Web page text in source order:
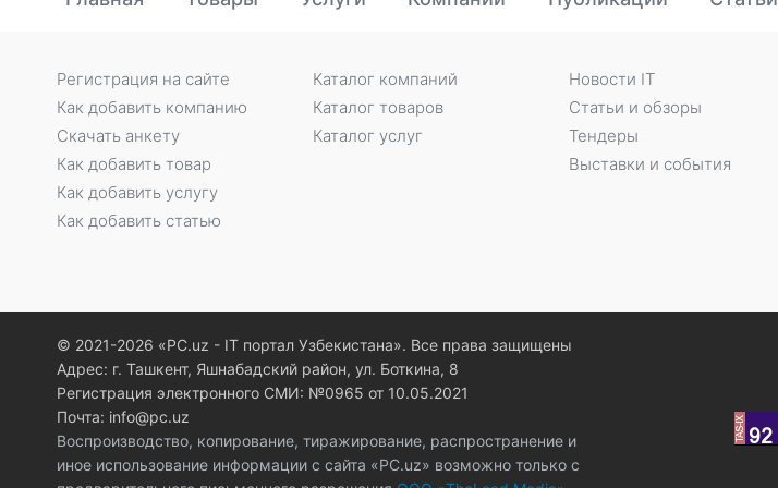
Регистрация на сайте
Как добавить компанию
Скачать анкету
Как добавить товар
Как добавить услугу
Как добавить статью
Каталог компаний
Каталог товаров
Каталог услуг
Новости IT
Статьи и обзоры
Тендеры
Выставки и события
© 2021-2026 «PC.uz - IT портал Узбекистана». Все права защищены
Адрес: г. Ташкент, Яшнабадский район, ул. Боткина, 8
Регистрация электронного СМИ: №0965 от 10.05.2021
Почта: info@pc.uz
Воспроизводство, копирование, тиражирование, распространение и
иное использование информации с сайта «PC.uz» возможно только с